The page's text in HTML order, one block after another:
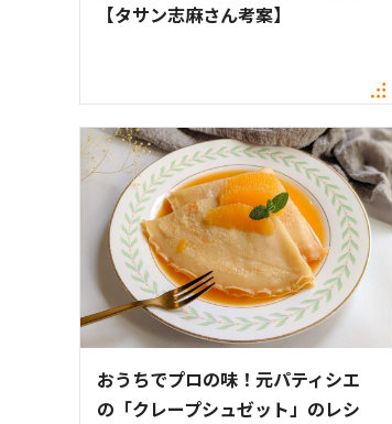
【タサン志麻さん考案】
おうちでプロの味！元パティシエ
の「クレープシュゼット」のレシ